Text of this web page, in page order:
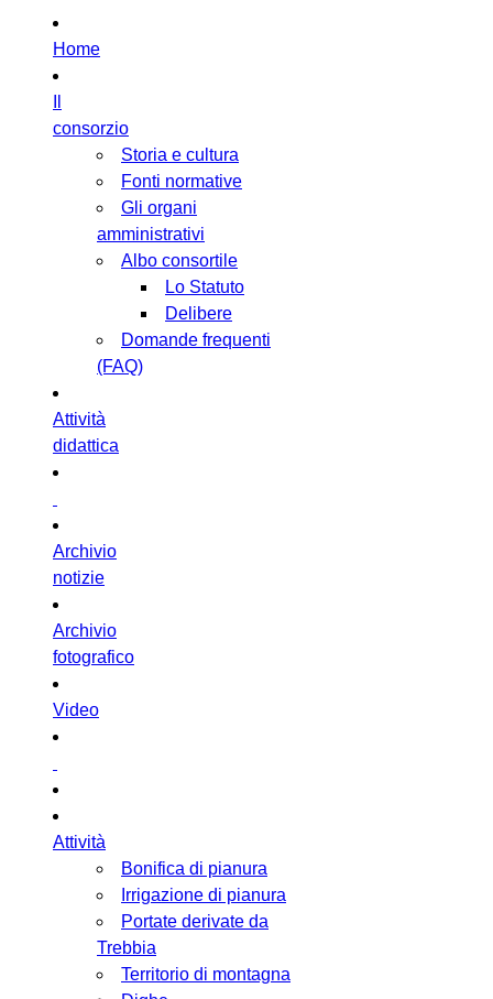
Home
consorzio
Storia e cultura
Fonti normative
Gli organi
amministrativi
Albo consortile
Lo Statuto
Delibere
Domande frequenti
(FAQ)
Attività
didattica
Archivio
notizie
Archivio
fotografico
Video
Attività
Bonifica di pianura
Irrigazione di pianura
Portate derivate da
Trebbia
Territorio di montagna